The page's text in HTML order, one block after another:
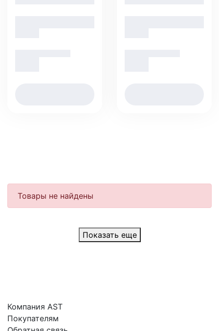
Товары не найдены
Показать еще
Компания AST
Покупателям